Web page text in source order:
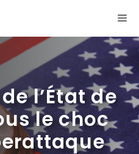
l’État de
le choc